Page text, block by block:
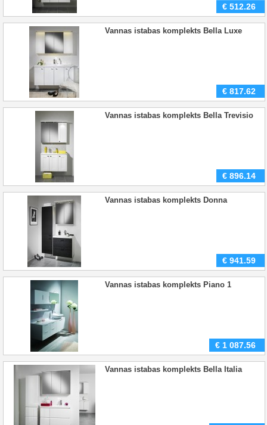
€ 512.26
Vannas istabas komplekts Bella Luxe
€ 817.62
Vannas istabas komplekts Bella Trevisio
€ 896.14
Vannas istabas komplekts Donna
€ 941.59
Vannas istabas komplekts Piano 1
€ 1 087.56
Vannas istabas komplekts Bella Italia